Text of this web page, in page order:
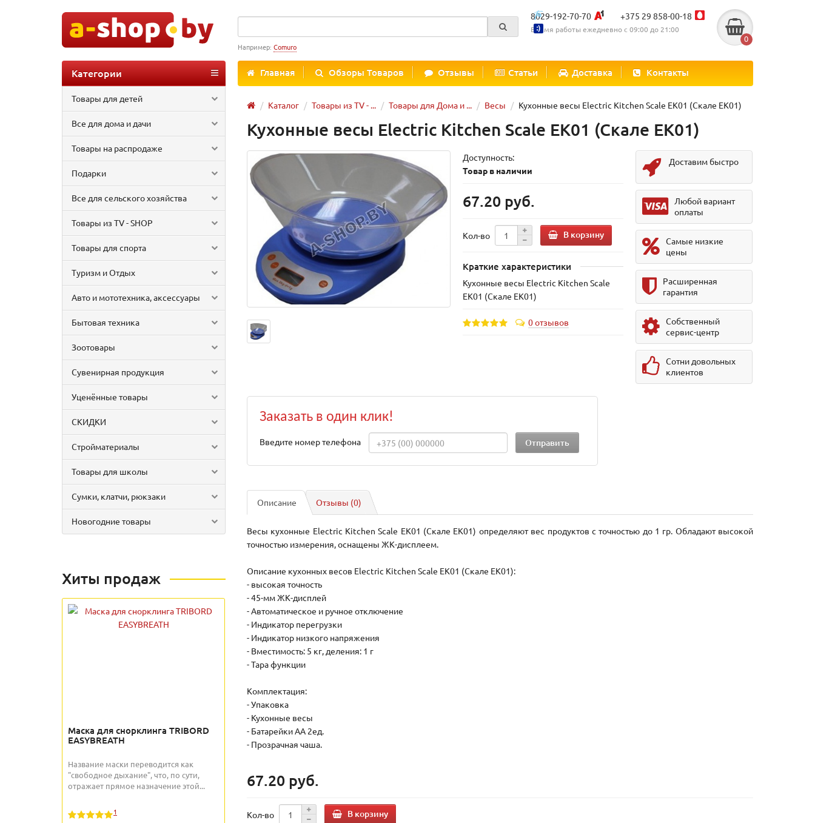
8029-192-70-70 +375 29 858-00-18
Время работы ежедневно с 09:00 до 21:00
0
Например: Comuro
Главная Обзоры Товаров Отзывы Статьи Доставка Контакты
Категории
Товары для детей
Все для дома и дачи
Товары на распродаже
Подарки
Все для сельского хозяйства
Товары из TV - SHOP
Товары для спорта
Туризм и Отдых
Авто и мототехника, аксессуары
Бытовая техника
Зоотовары
Сувенирная продукция
Уценённые товары
СКИДКИ
Стройматериалы
Товары для школы
Сумки, клатчи, рюкзаки
Новогодние товары
Каталог Товары из TV - ... Товары для Дома и ... Весы Кухонные весы Electric Kitchen Scale EK01 (Скале ЕК01)
Хиты продаж
Маска для снорклинга TRIBORD
EASYBREATH
Название маски переводится как
"свободное дыхание", что, по сути,
отражает прямое назначение этой...
1
Кухонные весы Electric Kitchen Scale EK01 (Скале ЕК01)
Доступность:
Товар в наличии
67.20 руб.
Кол-во В корзину
Краткие характеристики
Кухонные весы Electric Kitchen Scale
EK01 (Скале ЕК01)
0 отзывов
Доставим быстро
Любой вариант
оплаты
Самые низкие
цены
Расширенная
гарантия
Собственный
сервис-центр
Сотни довольных
клиентов
Заказать в один клик!
Введите номер телефона
Описание Отзывы (0)
Весы кухонные Electric Kitchen Scale EK01 (Скале ЕК01) определяют вес продуктов с точностью до 1 гр. Обладают высокой
точностью измерения, оснащены ЖК-дисплеем.
Описание кухонных весов Electric Kitchen Scale EK01 (Скале ЕК01):
- высокая точность
- 45-мм ЖК-дисплей
- Автоматическое и ручное отключение
- Индикатор перегрузки
- Индикатор низкого напряжения
- Вместимость: 5 кг, деления: 1 г
- Тара функции
Комплектация:
- Упаковка
- Кухонные весы
- Батарейки АА 2ед.
- Прозрачная чаша.
67.20 руб.
Кол-во В корзину